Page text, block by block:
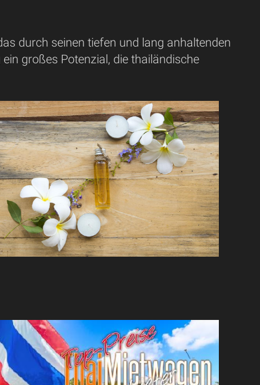
durch seinen tiefen und lang anhaltenden
großes Potenzial, die thailändische